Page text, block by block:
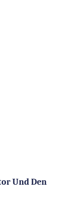
Und Den